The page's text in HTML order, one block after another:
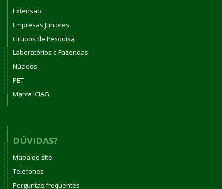
Extensão
Empresas Juniores
Grupos de Pesquisa
Laboratórios e Fazendas
Núcleos
PET
Marca ICIAG
DÚVIDAS?
Mapa do site
Telefones
Perguntas frequentes